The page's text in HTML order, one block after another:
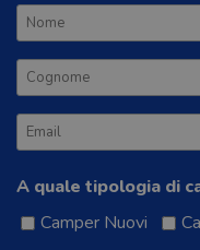
A quale tipologia di
Camper Nuovi